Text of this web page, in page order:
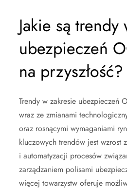
Jakie są
ubezpieczeń
na przyszłość?
Trendy w zakresie ubezpieczeń
wraz ze zmianami
oraz rosnącymi wymaganiami
kluczowych trendów jest wzrost
i automatyzacji procesów
zarządzaniem polisami
więcej towarzystw oferuje